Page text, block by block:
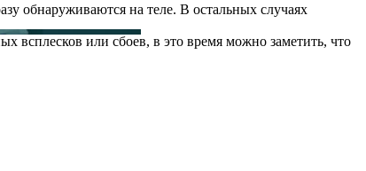
обнаруживаются на теле. В остальных случаях
всплесков или сбоев, в это время можно заметить, что